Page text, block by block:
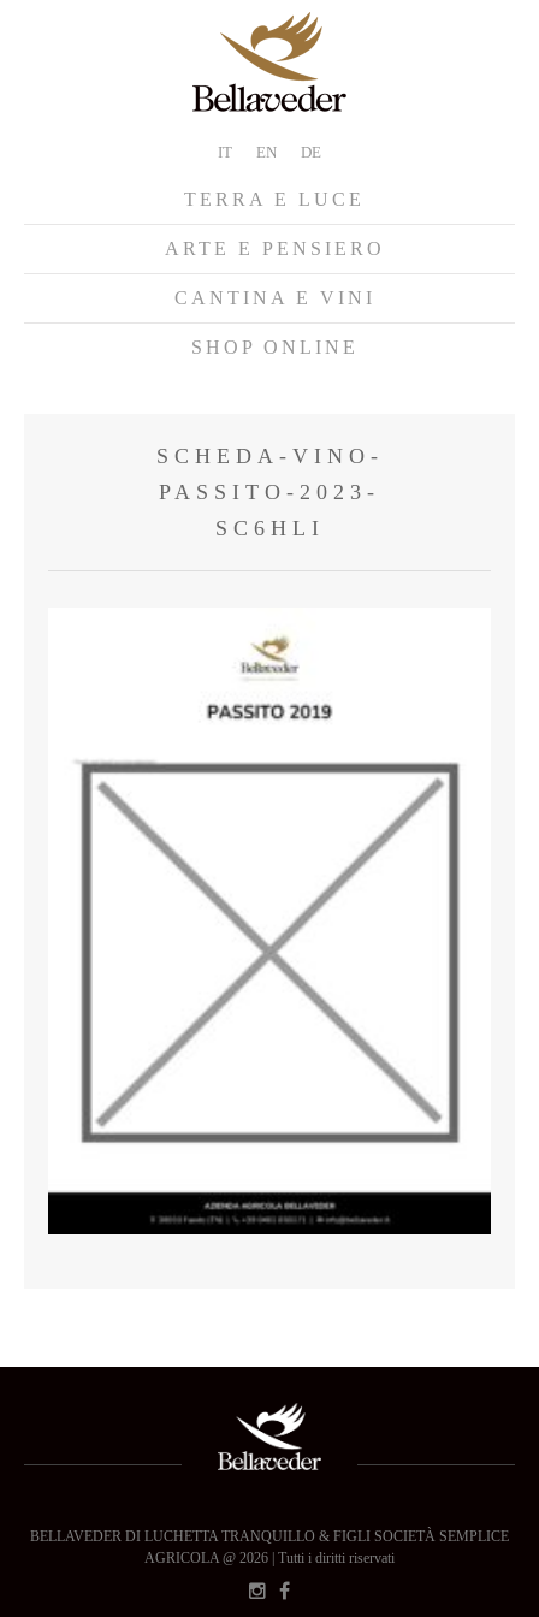
IT EN DE
TERRA E LUCE
ARTE E PENSIERO
CANTINA E VINI
SHOP ONLINE
SCHEDA-VINO-
PASSITO-2023-
SC6HLI
BELLAVEDER DI LUCHETTA TRANQUILLO & FIGLI SOCIETÀ SEMPLICE
AGRICOLA @ 2026 | Tutti i diritti riservati